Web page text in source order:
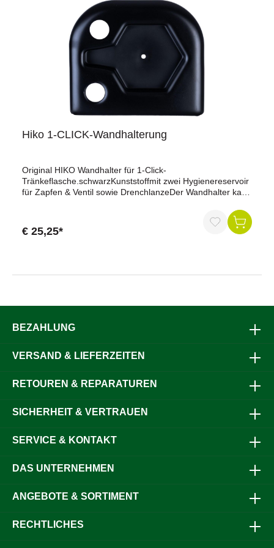
Hiko 1-CLICK-Wandhalterung
Original HIKO Wandhalter für 1-Click-
Tränkeflasche.schwarzKunststoffmit zwei Hygienereservoir
für Zapfen & Ventil sowie DrenchlanzeDer Wandhalter kann
Wandhalter eine hygienische Möglichkeit zum Trocknen
und Aufbewahren für die Flasche und das gesamte
€ 25,25*
BEZAHLUNG
VERSAND & LIEFERZEITEN
RETOUREN & REPARATUREN
SICHERHEIT & VERTRAUEN
SERVICE & KONTAKT
DAS UNTERNEHMEN
ANGEBOTE & SORTIMENT
RECHTLICHES